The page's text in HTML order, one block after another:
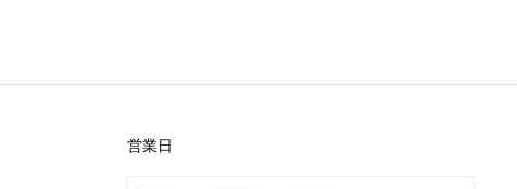
営業日